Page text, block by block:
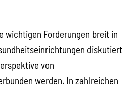
wichtigen Forderungen breit in
diskutiert
von
werden. In zahlreichen